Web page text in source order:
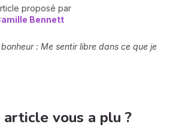
proposé par
Bennett
bonheur : Me sentir libre dans ce que je
article vous a plu ?